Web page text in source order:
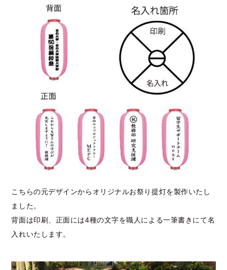
こちらの元デザインからオリジナルお祭り提灯を製作いたし
ました。
背面は印刷、正面には4種の文字を職人による一筆書きにて名
入れいたします。